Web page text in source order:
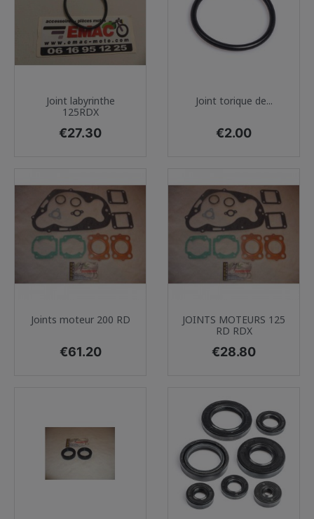
Joint labyrinthe
125RDX
Price
€27.30
Joint torique de...
Price
€2.00
Joints moteur 200 RD
Price
€61.20
JOINTS MOTEURS 125
RD RDX
Price
€28.80